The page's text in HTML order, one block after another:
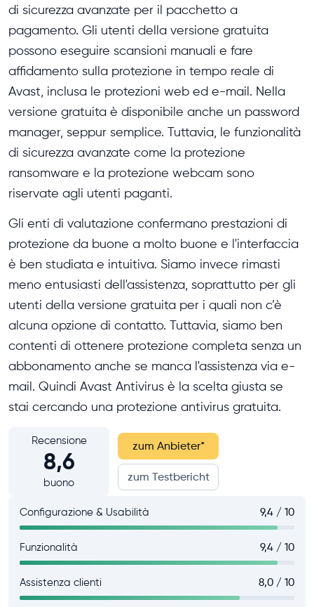
di sicurezza avanzate per il pacchetto a
pagamento. Gli utenti della versione gratuita
possono eseguire scansioni manuali e fare
affidamento sulla protezione in tempo reale di
Avast, inclusa le protezioni web ed e-mail. Nella
versione gratuita è disponibile anche un password
manager, seppur semplice. Tuttavia, le funzionalità
di sicurezza avanzate come la protezione
ransomware e la protezione webcam sono
riservate agli utenti paganti.
Gli enti di valutazione confermano prestazioni di
protezione da buone a molto buone e l'interfaccia
è ben studiata e intuitiva. Siamo invece rimasti
meno entusiasti dell'assistenza, soprattutto per gli
utenti della versione gratuita per i quali non c’è
alcuna opzione di contatto. Tuttavia, siamo ben
contenti di ottenere protezione completa senza un
abbonamento anche se manca l'assistenza via e-
mail. Quindi Avast Antivirus è la scelta giusta se
stai cercando una protezione antivirus gratuita.
Recensione
8,6
buono
zum Anbieter*
zum Testbericht
Configurazione & Usabilità 9,4 / 10
Funzionalità 9,4 / 10
Assistenza clienti 8,0 / 10